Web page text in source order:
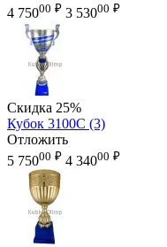
4 75000 ₽ 3 53000 ₽
Скидка 25%
Кубок 3100C (3)
Отложить
5 75000 ₽ 4 34000 ₽